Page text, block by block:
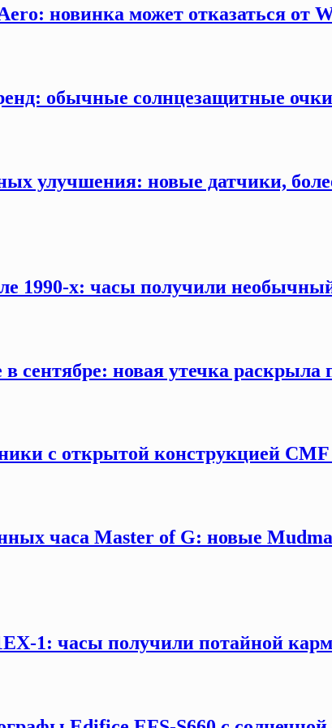
новинка может отказаться от
обычные солнцезащитные
улучшения: новые датчики,
1990-х: часы получили
сентябре: новая утечка раскрыла
с открытой конструкцией
часа Master of G: новые
1: часы получили потайной